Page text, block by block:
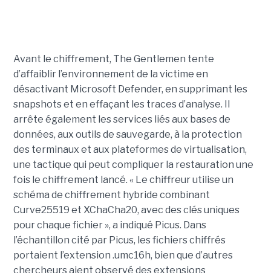
Avant le chiffrement, The Gentlemen tente
d’affaiblir l’environnement de la victime en
désactivant Microsoft Defender, en supprimant les
snapshots et en effaçant les traces d’analyse. Il
arrête également les services liés aux bases de
données, aux outils de sauvegarde, à la protection
des terminaux et aux plateformes de virtualisation,
une tactique qui peut compliquer la restauration une
fois le chiffrement lancé. « Le chiffreur utilise un
schéma de chiffrement hybride combinant
Curve25519 et XChaCha20, avec des clés uniques
pour chaque fichier », a indiqué Picus. Dans
l’échantillon cité par Picus, les fichiers chiffrés
portaient l’extension .umc16h, bien que d’autres
chercheurs aient observé des extensions